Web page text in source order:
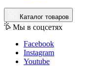
Каталог товаров
Мы в соцсетях
Facebook
Instagram
Youtube